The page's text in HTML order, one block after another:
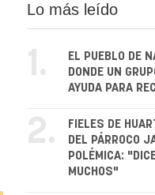
Lo más leído
1.
EL PUEBLO DE
DONDE UN
AYUDA PARA
2.
FIELES DE
DEL PÁRROCO
POLÉMICA:
MUCHOS"